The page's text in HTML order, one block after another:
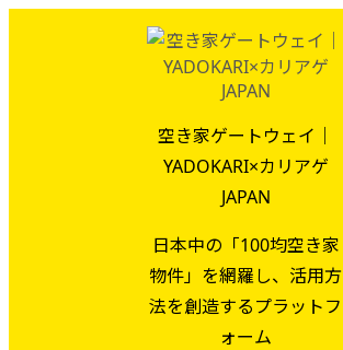
空き家ゲートウェイ｜
YADOKARI×カリアゲ
JAPAN
日本中の「100均空き家
物件」を網羅し、活用方
法を創造するプラットフ
ォーム